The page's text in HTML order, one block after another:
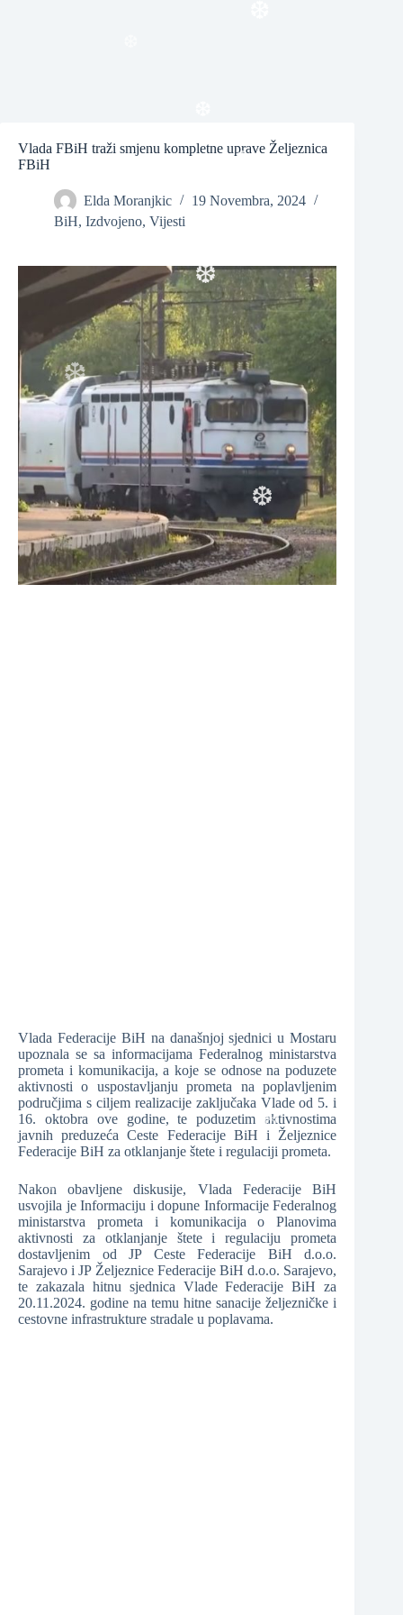
Vlada FBiH traži smjenu kompletne uprave Željeznica
FBiH
Elda Moranjkic
19 Novembra, 2024
BiH, Izdvojeno, Vijesti
Vlada Federacije BiH na današnjoj sjednici u Mostaru
upoznala se sa informacijama Federalnog ministarstva
prometa i komunikacija, a koje se odnose na poduzete
aktivnosti o uspostavljanju prometa na poplavljenim
područjima s ciljem realizacije zaključaka Vlade od 5. i
16. oktobra ove godine, te poduzetim aktivnostima
javnih preduzeća Ceste Federacije BiH i Željeznice
Federacije BiH za otklanjanje štete i regulaciji prometa.
Nakon obavljene diskusije, Vlada Federacije BiH
usvojila je Informaciju i dopune Informacije Federalnog
ministarstva prometa i komunikacija o Planovima
aktivnosti za otklanjanje štete i regulaciju prometa
dostavljenim od JP Ceste Federacije BiH d.o.o.
Sarajevo i JP Željeznice Federacije BiH d.o.o. Sarajevo,
te zakazala hitnu sjednica Vlade Federacije BiH za
20.11.2024. godine na temu hitne sanacije željezničke i
cestovne infrastrukture stradale u poplavama.
❆ ❆
❆
❆
❆
❆
❆
❆
❆